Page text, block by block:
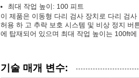
최대 작업 높이: 100 피트
이 제품은 이동형 다리 검사 장치로 다리 검
허용 하 고 추락 보호 시스템 및 비상 정지 버
에 탑재되어 있으며 최대 작업 높이는 100ft에
기술 매개 변수: